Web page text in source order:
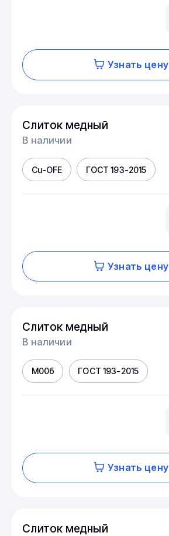
Узнать цену
Слиток медный
В наличии
Cu-OFE ГОСТ 193-2015
Узнать цену
Слиток медный
В наличии
М00б ГОСТ 193-2015
Узнать цену
Слиток медный